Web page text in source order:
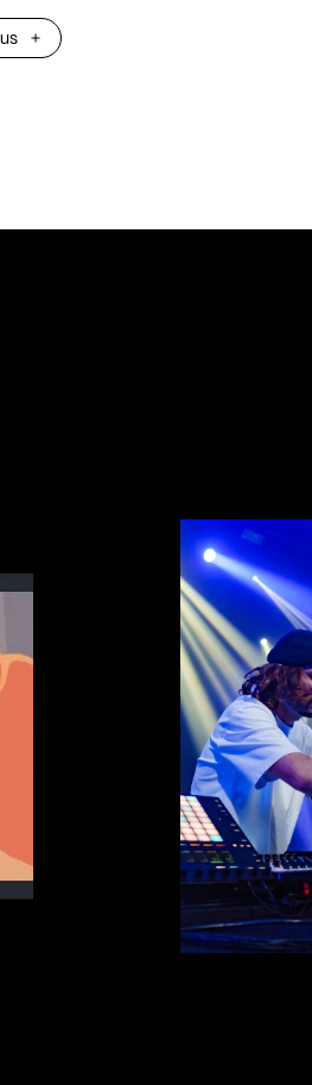
et de se confirmer
de leurs
ou festival, de
en passant par
Un retour à ne pas
son univers
la MAO et son
sonore si
un monde musical
mêlant musiques
jonglant avec